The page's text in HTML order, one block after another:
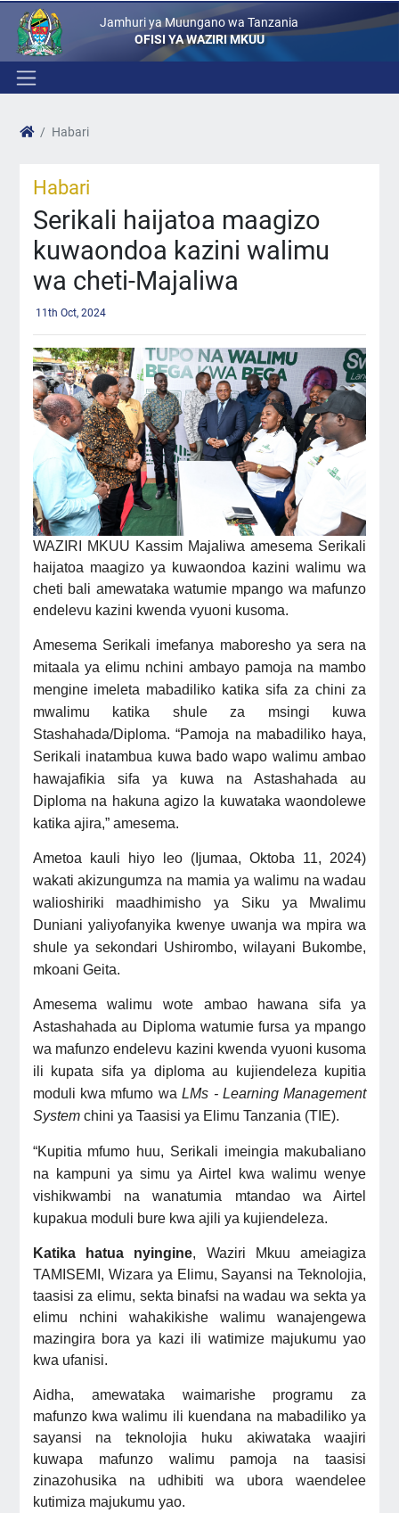
Jamhuri ya Muungano wa Tanzania
OFISI YA WAZIRI MKUU
Habari
Habari
Serikali haijatoa maagizo
kuwaondoa kazini walimu
wa cheti-Majaliwa
11th Oct, 2024
WAZIRI MKUU Kassim Majaliwa amesema Serikali
haijatoa maagizo ya kuwaondoa kazini walimu wa
cheti bali amewataka watumie mpango wa mafunzo
endelevu kazini kwenda vyuoni kusoma.
Amesema Serikali imefanya maboresho ya sera na
mitaala ya elimu nchini ambayo pamoja na mambo
mengine imeleta mabadiliko katika sifa za chini za
mwalimu katika shule za msingi kuwa
Stashahada/Diploma. “Pamoja na mabadiliko haya,
Serikali inatambua kuwa bado wapo walimu ambao
hawajafikia sifa ya kuwa na Astashahada au
Diploma na hakuna agizo la kuwataka waondolewe
katika ajira,” amesema.
Ametoa kauli
hiyo leo (Ijumaa, Oktoba 11, 2024)
wakati akizungumza na mamia ya walimu na wadau
walioshiriki maadhimisho ya Siku ya Mwalimu
Duniani yaliyofanyika kwenye uwanja wa mpira wa
shule ya sekondari Ushirombo, wilayani Bukombe,
mkoani Geita.
Amesema walimu wote ambao hawana sifa ya
Astashahada au Diploma watumie fursa ya mpango
wa mafunzo endelevu kazini kwenda vyuoni kusoma
ili kupata sifa ya diploma au kujiendeleza kupitia
moduli kwa mfumo waLMs - Learning Management
Systemchini ya Taasisi ya Elimu Tanzania (TIE).
“Kupitia mfumo huu, Serikali imeingia makubaliano
na kampuni ya simu ya Airtel kwa walimu wenye
vishikwambi na wanatumia mtandao wa Airtel
kupakua moduli bure kwa ajili ya kujiendeleza.
Katika hatua nyingine, Waziri Mkuuameiagiza
TAMISEMI, Wizara ya Elimu, Sayansi na Teknolojia,
taasisi za elimu, sekta binafsi na wadau wa sekta ya
elimu nchini wahakikishe walimu wanajengewa
mazingira bora ya kazi ili watimize majukumu yao
kwa ufanisi.
Aidha, amewataka waimarishe programu za
mafunzo kwa walimu ili kuendana na mabadiliko ya
sayansi na teknolojia huku akiwataka waajiri
kuwapa mafunzo walimu pamoja na taasisi
zinazohusika na udhibiti wa ubora waendelee
kutimiza majukumu yao.